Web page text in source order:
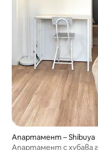
Апартамент – Shibuya
Апартамент с хубава